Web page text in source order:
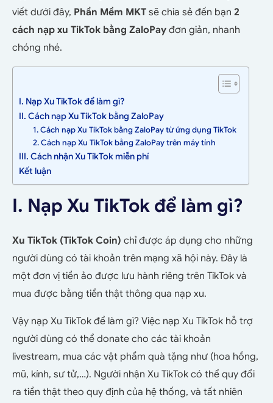
viết dưới đây, Phần Mềm MKT sẽ chia sẻ đến bạn 2
cách nạp xu TikTok bằng ZaloPay đơn giản, nhanh
chóng nhé.
I. Nạp Xu TikTok để làm gì?
II. Cách nạp Xu TikTok bằng ZaloPay
1. Cách nạp Xu TikTok bằng ZaloPay từ ứng dụng TikTok
2. Cách nạp Xu TikTok bằng ZaloPay trên máy tính
III. Cách nhận Xu TikTok miễn phí
Kết luận
I. Nạp Xu TikTok để làm gì?
Xu TikTok (TikTok Coin) chỉ được áp dụng cho những
người dùng có tài khoản trên mạng xã hội này. Đây là
một đơn vị tiền ảo được lưu hành riêng trên TikTok và
mua được bằng tiền thật thông qua nạp xu.
Vậy nạp Xu TikTok để làm gì? Việc nạp Xu TikTok hỗ trợ
người dùng có thể donate cho các tài khoản
livestream, mua các vật phẩm quà tặng như (hoa hồng,
mũ, kính, sư tử,…). Người nhận Xu TikTok có thể quy đổi
ra tiền thật theo quy định của hệ thống, và tất nhiên